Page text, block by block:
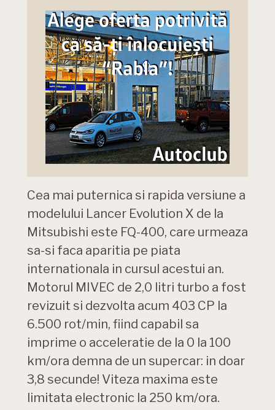
Cea mai puternica si rapida versiune a
modelului Lancer Evolution X de la
Mitsubishi este FQ-400, care urmeaza
sa-si faca aparitia pe piata
internationala in cursul acestui an.
Motorul MIVEC de 2,0 litri turbo a fost
revizuit si dezvolta acum 403 CP la
6.500 rot/min, fiind capabil sa
imprime o acceleratie de la 0 la 100
km/ora demna de un supercar: in doar
3,8 secunde! Viteza maxima este
limitata electronic la 250 km/ora.